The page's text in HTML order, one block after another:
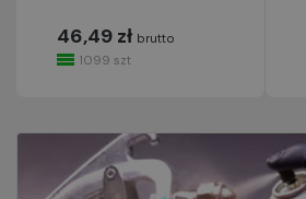
1099 szt
46,49 zł brutto